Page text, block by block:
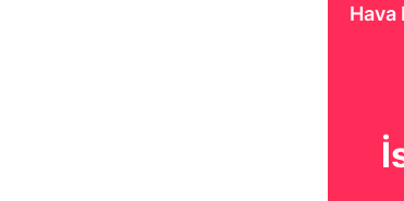
Hava